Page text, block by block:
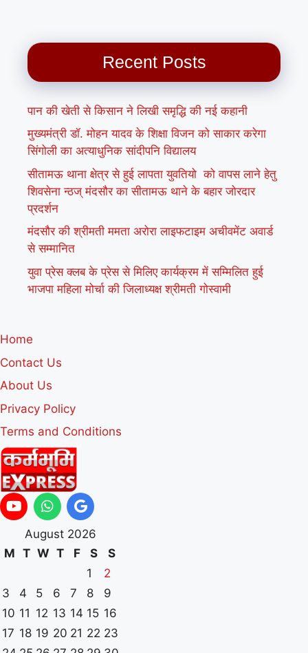
Recent Posts
पान की खेती से किसान ने लिखी समृद्धि की नई कहानी
मुख्यमंत्री डॉ. मोहन यादव के शिक्षा विजन को साकार करेगा
सिंगोली का अत्याधुनिक सांदीपनि विद्यालय
सीतामऊ थाना क्षेत्र से हुई लापता युवतियो को वापस लाने हेतु
शिवसेना न्ठज् मंदसौर का सीतामऊ थाने के बहार जोरदार
प्रदर्शन
मंदसौर की श्रीमती ममता अरोरा लाइफटाइम अचीवमेंट अवार्ड
से सम्मानित
युवा प्रेस क्लब के प्रेस से मिलिए कार्यक्रम में सम्मिलित हुई
भाजपा महिला मोर्चा की जिलाध्यक्ष श्रीमती गोस्वामी
Home
Contact Us
About Us
Privacy Policy
Terms and Conditions
August 2026
M T W T F S
S
1
2
3
4 5 6 7 8
9
10 11 12 13 14 15 16
17 18 19 20 21 22 23